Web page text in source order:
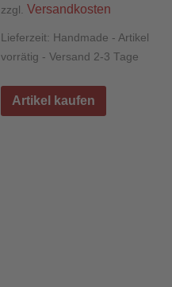
zzgl. Versandkosten
Lieferzeit: Handmade - Artikel
vorrätig - Versand 2-3 Tage
Artikel kaufen